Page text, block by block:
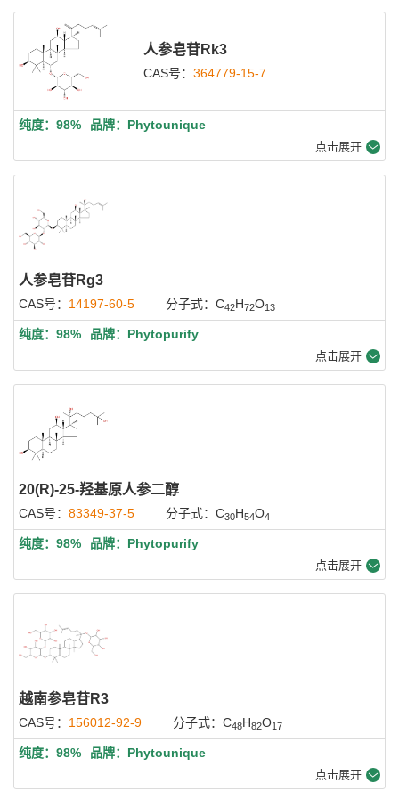
人参皂苷Rk3
CAS号： 364779-15-7
纯度：98% 品牌：Phytounique
点击展开
人参皂苷Rg3
CAS号： 14197-60-5 分子式：C42H72O13
纯度：98% 品牌：Phytopurify
点击展开
20(R)-25-羟基原人参二醇
CAS号： 83349-37-5 分子式：C30H54O4
纯度：98% 品牌：Phytopurify
点击展开
越南参皂苷R3
CAS号： 156012-92-9 分子式：C48H82O17
纯度：98% 品牌：Phytounique
点击展开